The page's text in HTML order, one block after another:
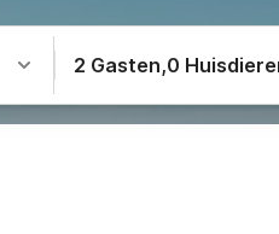
2 Gasten,0